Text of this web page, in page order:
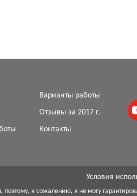
Варианты работы
Отзывы за 2017 г.
Контакты
Условия
к сожалению, я не могу